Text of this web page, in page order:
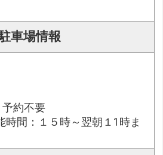
車場情報
約不要
時間：１５時～翌朝１1時ま